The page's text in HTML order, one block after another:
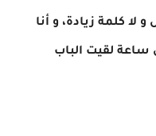
كلمة زيادة، و أنا
ساعة لقيت الباب